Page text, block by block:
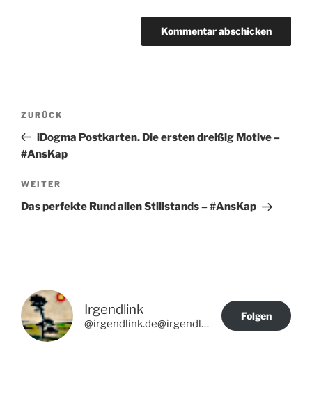
Beitragsnavigation
Vorheriger
Beitrag
ZURÜCK
iDogma Postkarten. Die ersten dreißig Motive –
#AnsKap
Nächster
Beitrag
WEITER
Das perfekte Rund allen Stillstands – #AnsKap
Irgendlink
@irgendlink.de@irgendlink.de
Folgen